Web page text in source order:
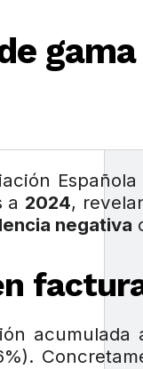
a 2024,
negativa